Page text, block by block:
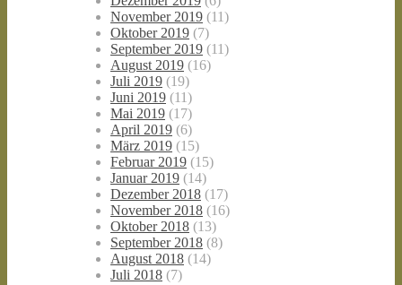
November 2019 (11)
Oktober 2019 (7)
September 2019 (11)
August 2019 (16)
Juli 2019 (19)
Juni 2019 (11)
Mai 2019 (17)
April 2019 (6)
März 2019 (15)
Februar 2019 (15)
Januar 2019 (14)
Dezember 2018 (17)
November 2018 (16)
Oktober 2018 (13)
September 2018 (8)
August 2018 (14)
Juli 2018 (7)